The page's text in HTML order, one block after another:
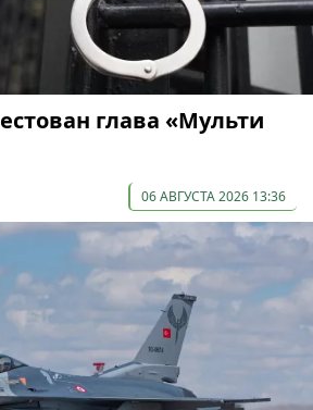
глава «Мульти
06 АВГУСТА 2026 13:36